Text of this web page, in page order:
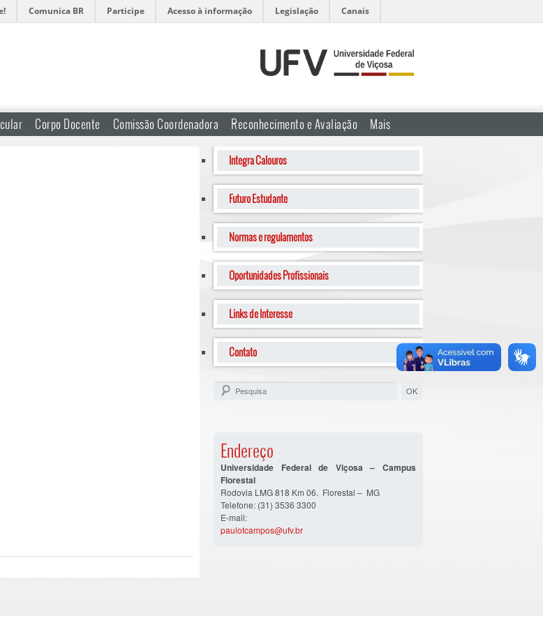
Comunica BR Participe Acesso à informação Legislação Canais
Corpo Docente Comissão Coordenadora Reconhecimento e Avaliação Mais
Integra Calouros
Futuro Estudante
Normas e regulamentos
Oportunidades Profissionais
Links de Interesse
Contato
Endereço
Universidade Federal de Viçosa – Campus
Florestal
Rodovia LMG 818 Km 06. Florestal – MG
Telefone: (31) 3536 3300
E-mail:
paulotcampos@ufv.br